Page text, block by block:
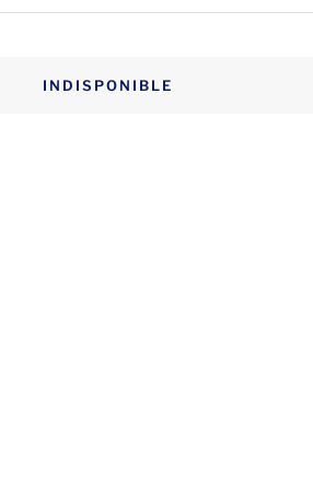
INDISPONIBLE